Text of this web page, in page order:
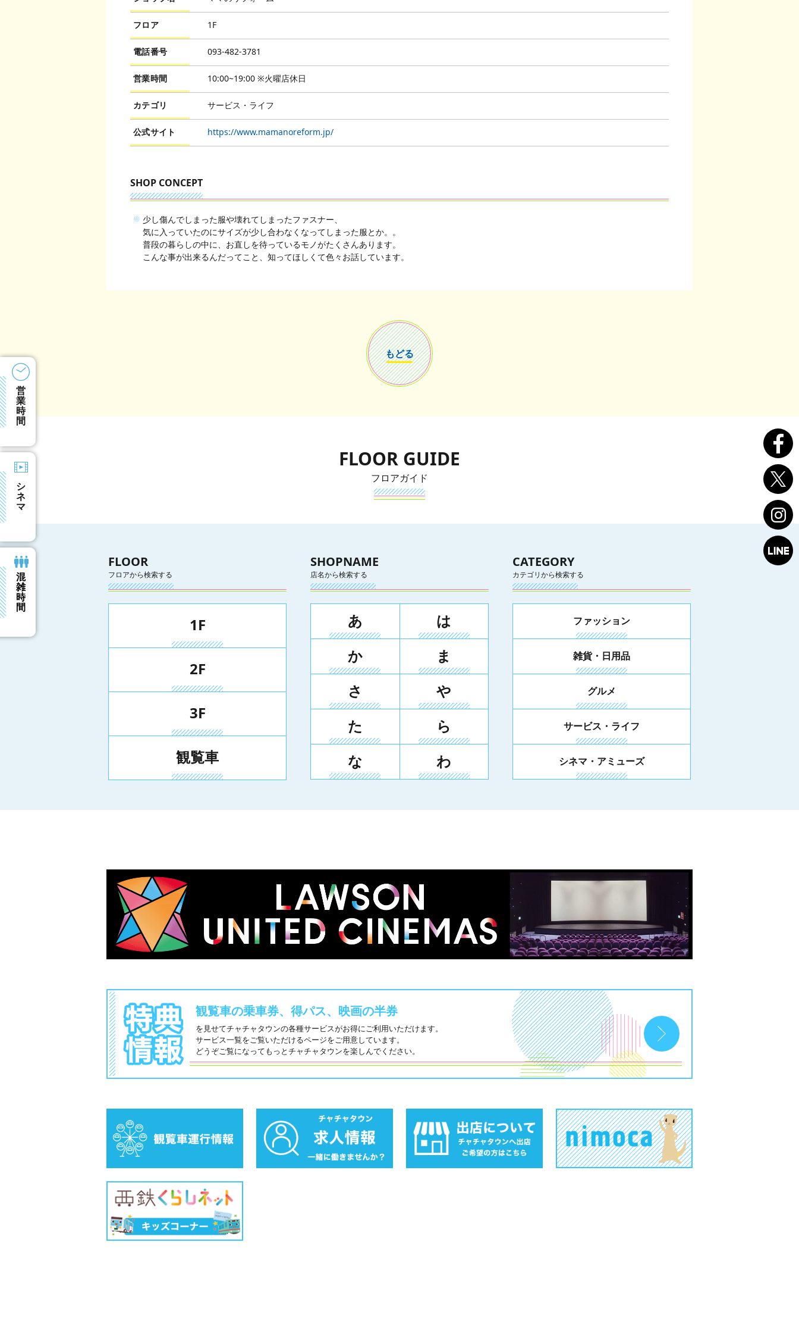
フロア 1F
電話番号 093-482-3781
営業時間 10:00~19:00 ※火曜店休日
カテゴリ サービス・ライフ
公式サイト https://www.mamanoreform.jp/
SHOP CONCEPT
少し傷んでしまった服や壊れてしまったファスナー、
気に入っていたのにサイズが少し合わなくなってしまった服とか。。
普段の暮らしの中に、お直しを待っているモノがたくさんあります。
こんな事が出来るんだってこと、知ってほしくて色々お話しています。
もどる
フロアガイド
FLOOR GUIDE
フロアから検索する
FLOOR
1F
2F
3F
観覧車
店名から検索する
SHOPNAME
あ
か
さ
た
な
は
ま
や
ら
わ
カテゴリから検索する
CATEGORY
ファッション
雑貨・日用品
グルメ
サービス・ライフ
シネマ・アミューズ
観覧車の乗車券、得パス、映画の半券
を見せてチャチャタウンの各種サービスがお得にご利用いただけます。
サービス一覧をご覧いただけるページをご用意しています。
どうぞご覧になってもっとチャチャタウンを楽しんでください。
営
業
時
間
シ
ネ
マ
混
雑
時
間